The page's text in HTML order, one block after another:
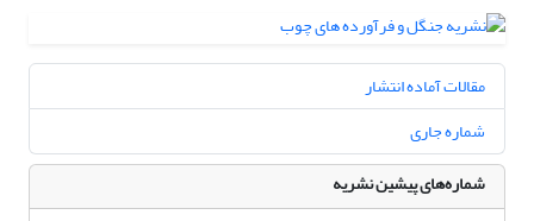
مقالات آماده انتشار
شماره جاری
شماره‌های پیشین نشریه